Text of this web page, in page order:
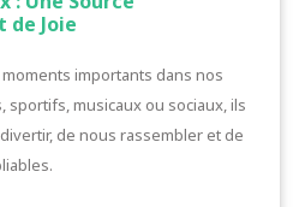
de Joie
importants dans nos
sportifs, musicaux ou sociaux, ils
de nous rassembler et de